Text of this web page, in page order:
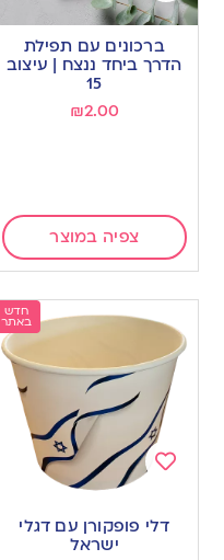
Add
wishlist
ברכונים עם תפילת
הדרך ביחד ננצח | עיצוב
15
₪2.00
צפיה במוצר
חדש
באתר
דלי פופקורן עם דגלי
ישראל